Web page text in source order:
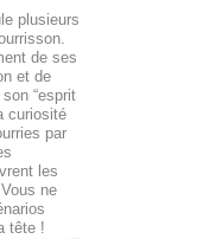
plusieurs
de ses
et de
“esprit
curiosité
par
les
ne
tête !